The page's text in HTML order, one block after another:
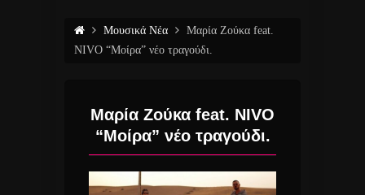
Μουσικά Νέα
Μαρία Ζούκα feat.
NIVO “Μοίρα” νέο τραγούδι.
Μαρία Ζούκα feat. NIVO
“Μοίρα” νέο τραγούδι.